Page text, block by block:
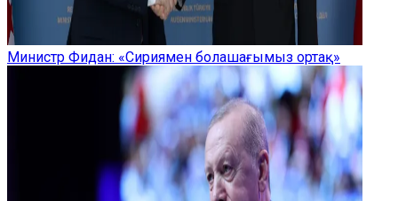
Министр Фидан: «Сириямен болашағымыз ортақ»